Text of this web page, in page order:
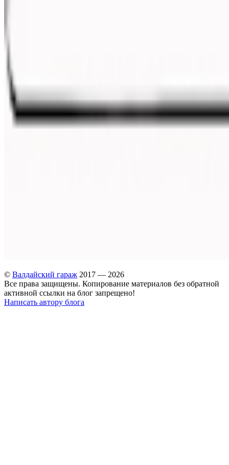
© Валдайский гараж 2017 — 2026
Все права защищены. Копирование материалов без обратной
активной ссылки на блог запрещено!
Написать автору блога